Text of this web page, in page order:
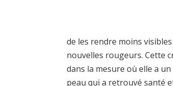
de les rendre moins
nouvelles rougeurs. Cette
dans la mesure où elle a
peau qui a retrouvé santé